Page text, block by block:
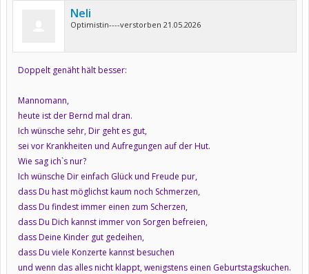
Neli
Optimistin----verstorben 21.05.2026
Doppelt genäht hält besser:
Mannomann,
heute ist der Bernd mal dran.
Ich wünsche sehr, Dir geht es gut,
sei vor Krankheiten und Aufregungen auf der Hut.
Wie sag ich`s nur?
Ich wünsche Dir einfach Glück und Freude pur,
dass Du hast möglichst kaum noch Schmerzen,
dass Du findest immer einen zum Scherzen,
dass Du Dich kannst immer von Sorgen befreien,
dass Deine Kinder gut gedeihen,
dass Du viele Konzerte kannst besuchen
und wenn das alles nicht klappt, wenigstens einen Geburtstagskuchen.